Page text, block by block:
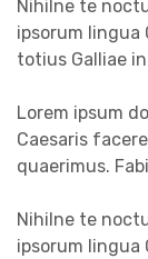
Nihilne te
ipsorum lingua
totius Galliae
Lorem ipsum
Caesaris
quaerimus.
Nihilne te
ipsorum lingua